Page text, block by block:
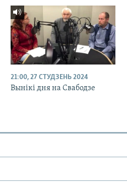
21:00, 27 СТУДЗЕНЬ 2024
Вынікі дня на Свабодзе